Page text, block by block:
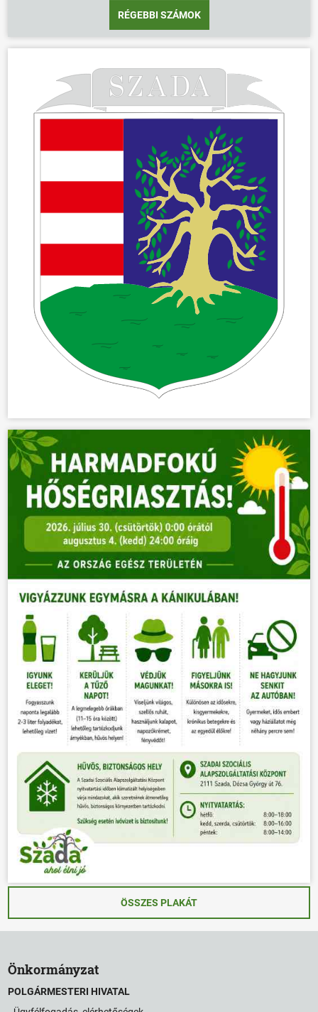
RÉGEBBI SZÁMOK
ÖSSZES PLAKÁT
Önkormányzat
POLGÁRMESTERI HIVATAL